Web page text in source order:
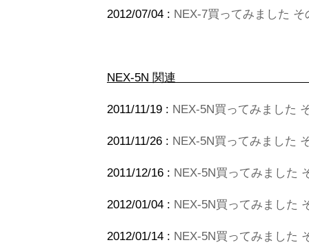
2012/07/04 : NEX-7買ってみました
NEX-5N 関連
2011/11/19 : NEX-5N買ってみました
2011/11/26 : NEX-5N買ってみました
2011/12/16 : NEX-5N買ってみました
2012/01/04 : NEX-5N買ってみました
2012/01/14 : NEX-5N買ってみました